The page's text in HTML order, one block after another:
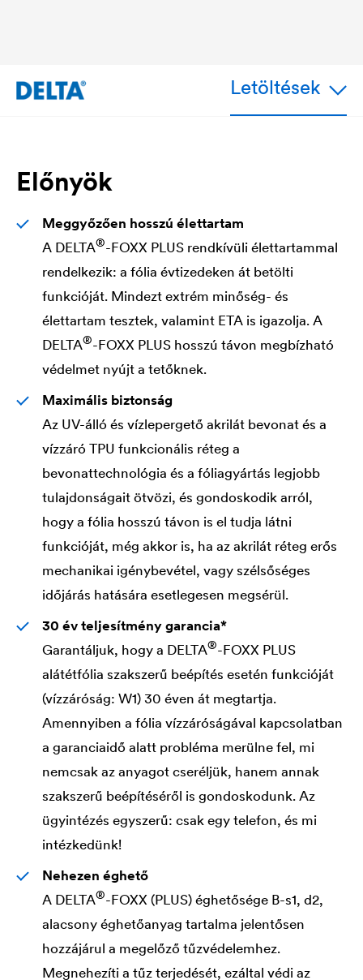
Letöltések
Előnyök
Meggyőzően hosszú élettartam
A DELTA®-FOXX PLUS rendkívüli élettartammal
rendelkezik: a fólia évtizedeken át betölti
funkcióját. Mindezt extrém minőség- és
élettartam tesztek, valamint ETA is igazolja. A
DELTA®-FOXX PLUS hosszú távon megbízható
védelmet nyújt a tetőknek.
Maximális biztonság
Az UV-álló és vízlepergető akrilát bevonat és a
vízzáró TPU funkcionális réteg a
bevonattechnológia és a fóliagyártás legjobb
tulajdonságait ötvözi, és gondoskodik arról,
hogy a fólia hosszú távon is el tudja látni
funkcióját, még akkor is, ha az akrilát réteg erős
mechanikai igénybevétel, vagy szélsőséges
időjárás hatására esetlegesen megsérül.
30 év teljesítmény garancia*
Garantáljuk, hogy a DELTA®-FOXX PLUS
alátétfólia szakszerű beépítés esetén funkcióját
(vízzáróság: W1) 30 éven át megtartja.
Amennyiben a fólia vízzáróságával kapcsolatban
a garanciaidő alatt probléma merülne fel, mi
nemcsak az anyagot cseréljük, hanem annak
szakszerű beépítéséről is gondoskodunk. Az
ügyintézés egyszerű: csak egy telefon, és mi
intézkedünk!
Nehezen éghető
A DELTA®-FOXX (PLUS) éghetősége B-s1, d2,
alacsony éghetőanyag tartalma jelentősen
hozzájárul a megelőző tűzvédelemhez.
Megnehezíti a tűz terjedését, ezáltal védi az